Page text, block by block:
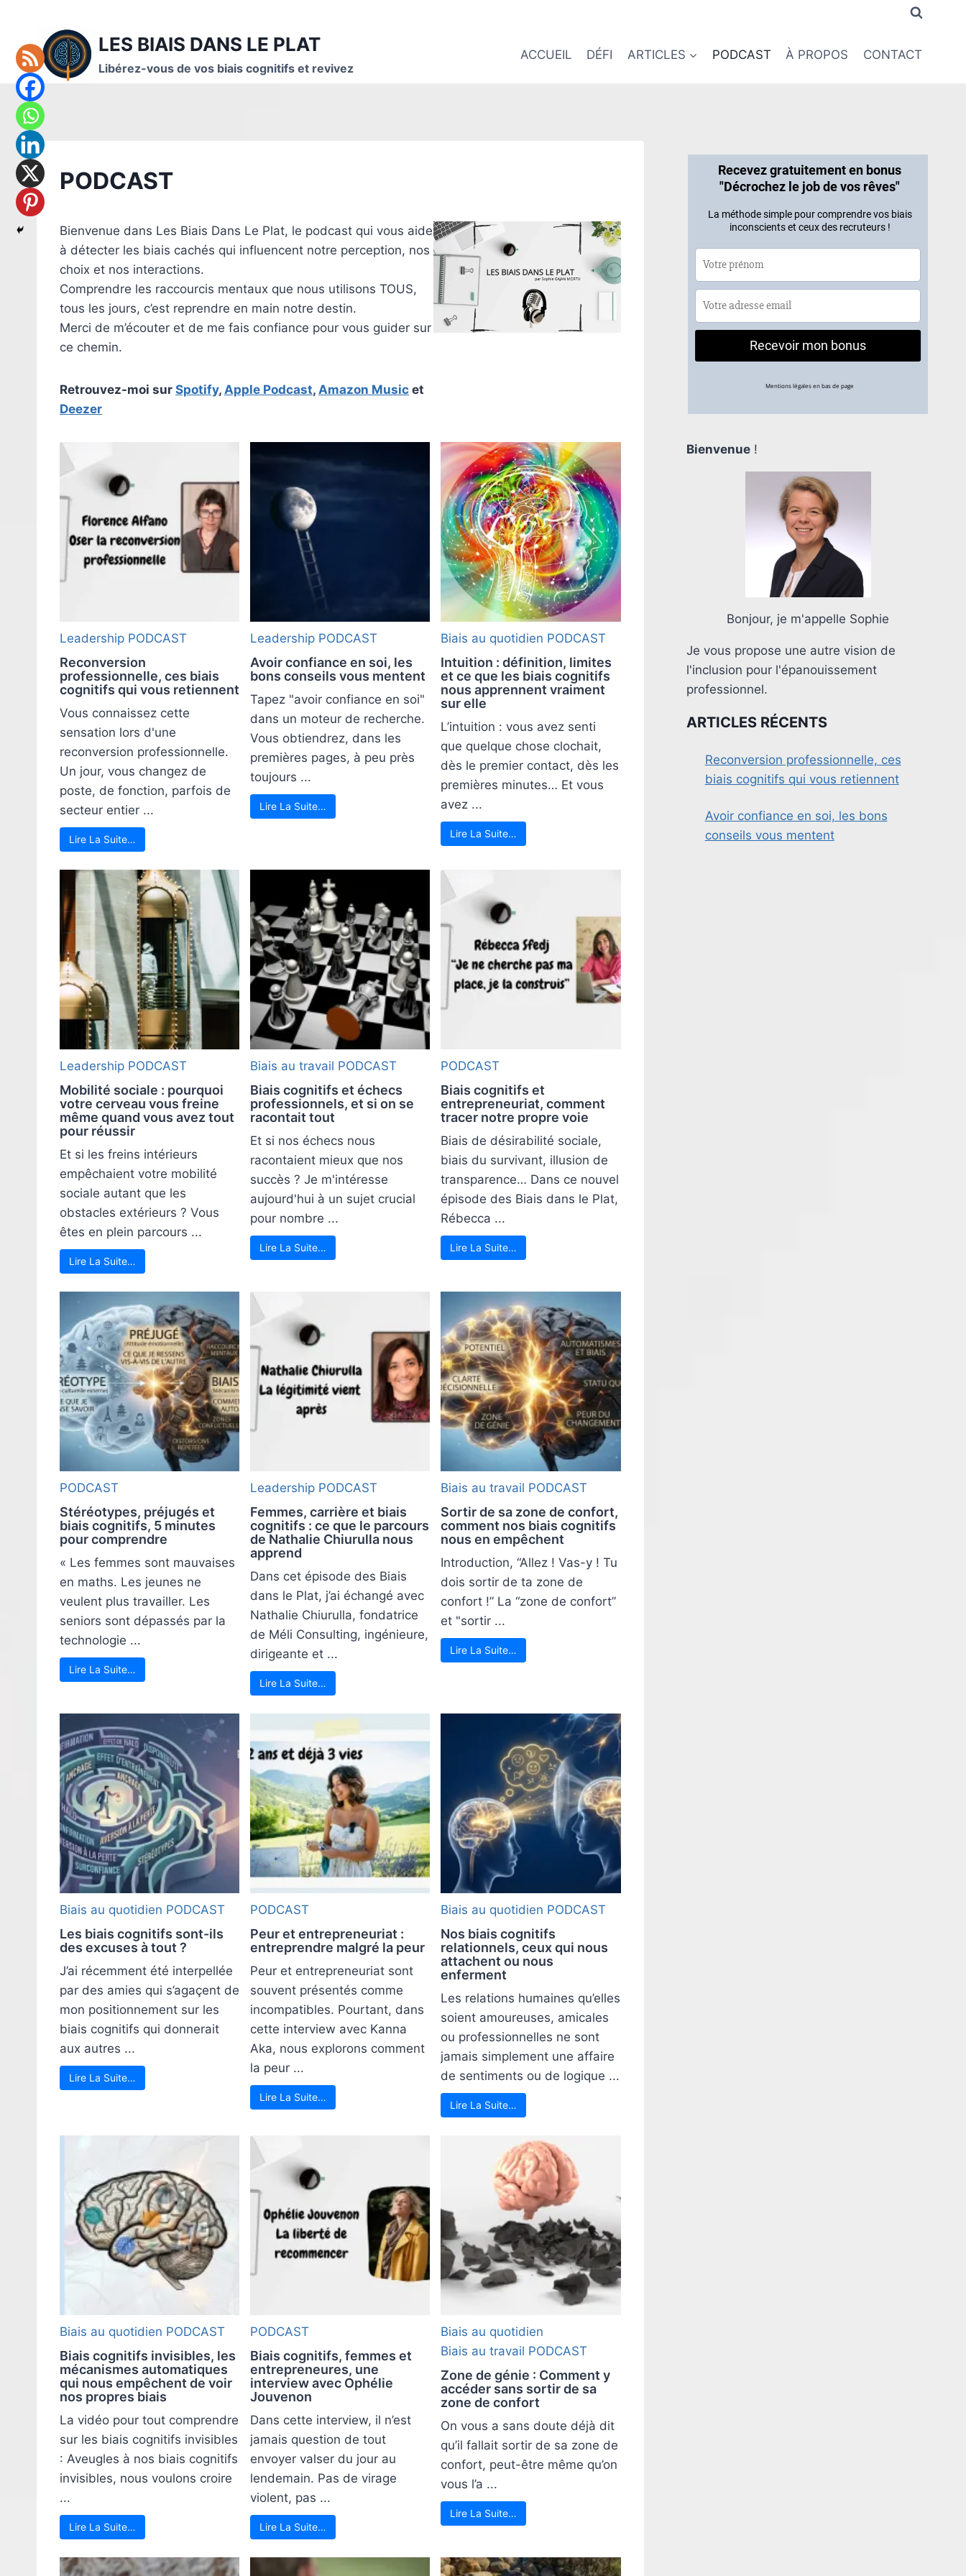
contenu
LES BIAIS DANS LE PLAT
Libérez-vous de vos biais cognitifs et revivez
ACCUEIL DÉFI ARTICLES PODCAST À PROPOS CONTACT
PODCAST
Bienvenue dans Les Biais Dans Le Plat, le podcast qui vous aide
à détecter les biais cachés qui influencent notre perception, nos
choix et nos interactions.
Comprendre les raccourcis mentaux que nous utilisons TOUS,
tous les jours, c’est reprendre en main notre destin.
Merci de m’écouter et de me fais confiance pour vous guider sur
ce chemin.
Retrouvez-moi sur Spotify, Apple Podcast, Amazon Music et
Deezer
Leadership PODCAST
Reconversion
professionnelle, ces biais
cognitifs qui vous retiennent
Vous connaissez cette
sensation lors d'une
reconversion professionnelle.
Un jour, vous changez de
poste, de fonction, parfois de
secteur entier ...
Lire La Suite…
Leadership PODCAST
Avoir confiance en soi, les
bons conseils vous mentent
Tapez "avoir confiance en soi"
dans un moteur de recherche.
Vous obtiendrez, dans les
premières pages, à peu près
toujours ...
Lire La Suite…
Biais au quotidien PODCAST
Intuition : définition, limites
et ce que les biais cognitifs
nous apprennent vraiment
sur elle
L’intuition : vous avez senti
que quelque chose clochait,
dès le premier contact, dès les
premières minutes… Et vous
avez ...
Lire La Suite…
Leadership PODCAST
Mobilité sociale : pourquoi
votre cerveau vous freine
même quand vous avez tout
pour réussir
Et si les freins intérieurs
empêchaient votre mobilité
sociale autant que les
obstacles extérieurs ? Vous
êtes en plein parcours ...
Lire La Suite…
Biais au travail PODCAST
Biais cognitifs et échecs
professionnels, et si on se
racontait tout
Et si nos échecs nous
racontaient mieux que nos
succès ? Je m'intéresse
aujourd'hui à un sujet crucial
pour nombre ...
Lire La Suite…
PODCAST
Biais cognitifs et
entrepreneuriat, comment
tracer notre propre voie
Biais de désirabilité sociale,
biais du survivant, illusion de
transparence… Dans ce nouvel
épisode des Biais dans le Plat,
Rébecca ...
Lire La Suite…
PODCAST
Stéréotypes, préjugés et
biais cognitifs, 5 minutes
pour comprendre
« Les femmes sont mauvaises
en maths. Les jeunes ne
veulent plus travailler. Les
seniors sont dépassés par la
technologie ...
Lire La Suite…
Leadership PODCAST
Femmes, carrière et biais
cognitifs : ce que le parcours
de Nathalie Chiurulla nous
apprend
Dans cet épisode des Biais
dans le Plat, j’ai échangé avec
Nathalie Chiurulla, fondatrice
de Méli Consulting, ingénieure,
dirigeante et ...
Lire La Suite…
Biais au travail PODCAST
Sortir de sa zone de confort,
comment nos biais cognitifs
nous en empêchent
Introduction, “Allez ! Vas-y ! Tu
dois sortir de ta zone de
confort !” La “zone de confort”
et "sortir ...
Lire La Suite…
Biais au quotidien PODCAST
Les biais cognitifs sont-ils
des excuses à tout ?
J’ai récemment été interpellée
par des amies qui s’agaçent de
mon positionnement sur les
biais cognitifs qui donnerait
aux autres ...
Lire La Suite…
PODCAST
Peur et entrepreneuriat :
entreprendre malgré la peur
Peur et entrepreneuriat sont
souvent présentés comme
incompatibles. Pourtant, dans
cette interview avec Kanna
Aka, nous explorons comment
la peur ...
Lire La Suite…
Biais au quotidien PODCAST
Nos biais cognitifs
relationnels, ceux qui nous
attachent ou nous
enferment
Les relations humaines qu’elles
soient amoureuses, amicales
ou professionnelles ne sont
jamais simplement une affaire
de sentiments ou de logique ...
Lire La Suite…
Biais au quotidien PODCAST
Biais cognitifs invisibles, les
mécanismes automatiques
qui nous empêchent de voir
nos propres biais
La vidéo pour tout comprendre
sur les biais cognitifs invisibles
: Aveugles à nos biais cognitifs
invisibles, nous voulons croire
...
Lire La Suite…
PODCAST
Biais cognitifs, femmes et
entrepreneures, une
interview avec Ophélie
Jouvenon
Dans cette interview, il n’est
jamais question de tout
envoyer valser du jour au
lendemain. Pas de virage
violent, pas ...
Lire La Suite…
Biais au quotidien
Biais au travail PODCAST
Zone de génie : Comment y
accéder sans sortir de sa
zone de confort
On vous a sans doute déjà dit
qu’il fallait sortir de sa zone de
confort, peut-être même qu’on
vous l’a ...
Lire La Suite…
Bienvenue !
Bonjour, je m'appelle Sophie
Je vous propose une autre vision de
l'inclusion pour l'épanouissement
professionnel.
ARTICLES RÉCENTS
Reconversion professionnelle, ces
biais cognitifs qui vous retiennent
Avoir confiance en soi, les bons
conseils vous mentent